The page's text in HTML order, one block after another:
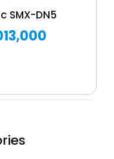
SMX-DN5